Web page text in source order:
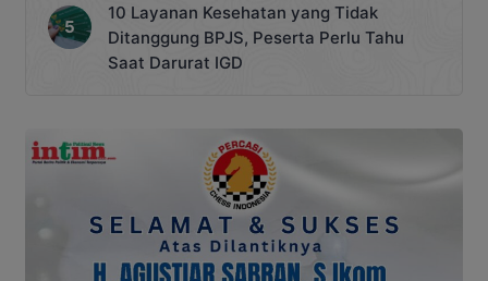
10 Layanan Kesehatan yang Tidak
Ditanggung BPJS, Peserta Perlu Tahu
Saat Darurat IGD